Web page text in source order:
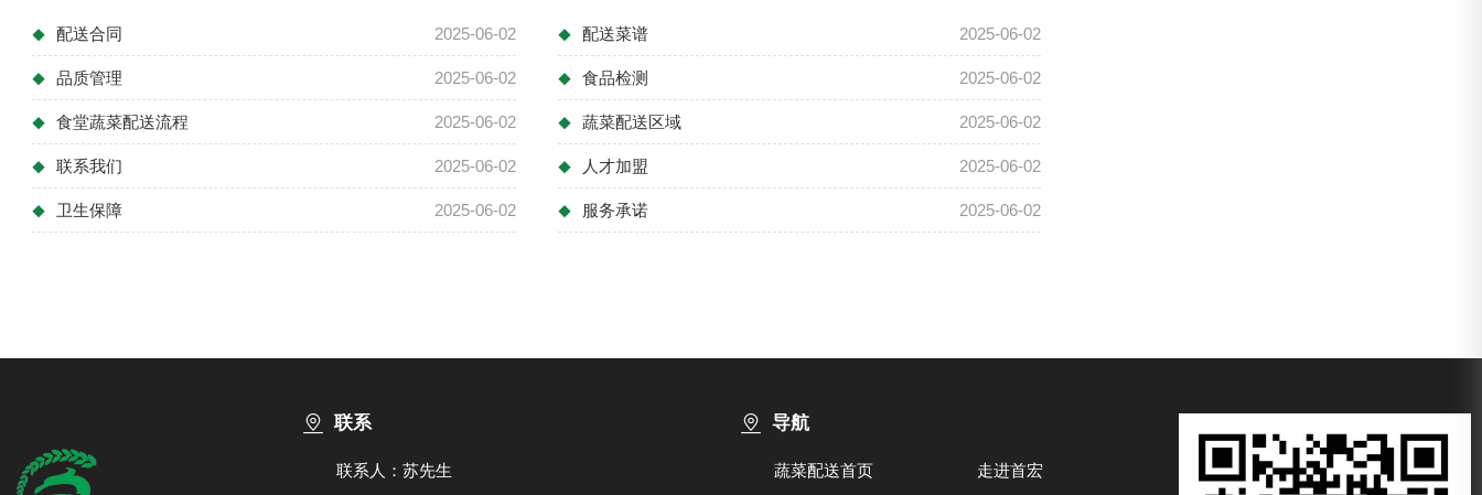
◆ 配送合同 2025-06-02 ◆ 配送菜谱 2025-06-02
◆ 品质管理 2025-06-02 ◆ 食品检测 2025-06-02
◆ 食堂蔬菜配送流程 2025-06-02 ◆ 蔬菜配送区域 2025-06-02
◆ 联系我们 2025-06-02 ◆ 人才加盟 2025-06-02
◆ 卫生保障 2025-06-02 ◆ 服务承诺 2025-06-02
联系
联系人：苏先生
导航
蔬菜配送首页 走进首宏